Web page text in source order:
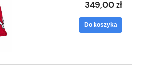
349,00 zł
Do koszyka